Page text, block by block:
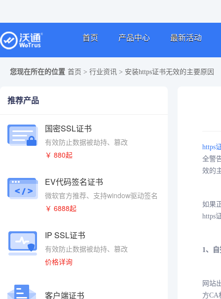
首页 产品中心 最新活动
您现在所在的位置 首页 > 行业资讯 > 安装https证书无效的主要原因
推荐产品
国密SSL证书
有效防止数据被劫持、篡改
￥ 880起
EV代码签名证书
微软官方推荐、支持window驱动签名
￥ 6888起
IP SSL证书
有效防止数据被劫持、篡改
价格详询
客户端证书
https
全警
效的
如果
https
1、
网站
方CA